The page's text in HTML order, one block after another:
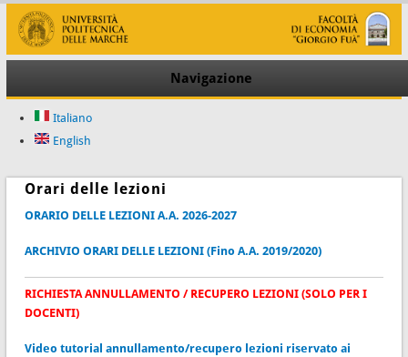
Navigazione
Italiano
English
Orari delle lezioni
ORARIO DELLE LEZIONI A.A. 2026-2027
ARCHIVIO ORARI DELLE LEZIONI (Fino A.A. 2019/2020)
RICHIESTA ANNULLAMENTO / RECUPERO LEZIONI (SOLO PER I
DOCENTI)
Video tutorial annullamento/recupero lezioni riservato ai